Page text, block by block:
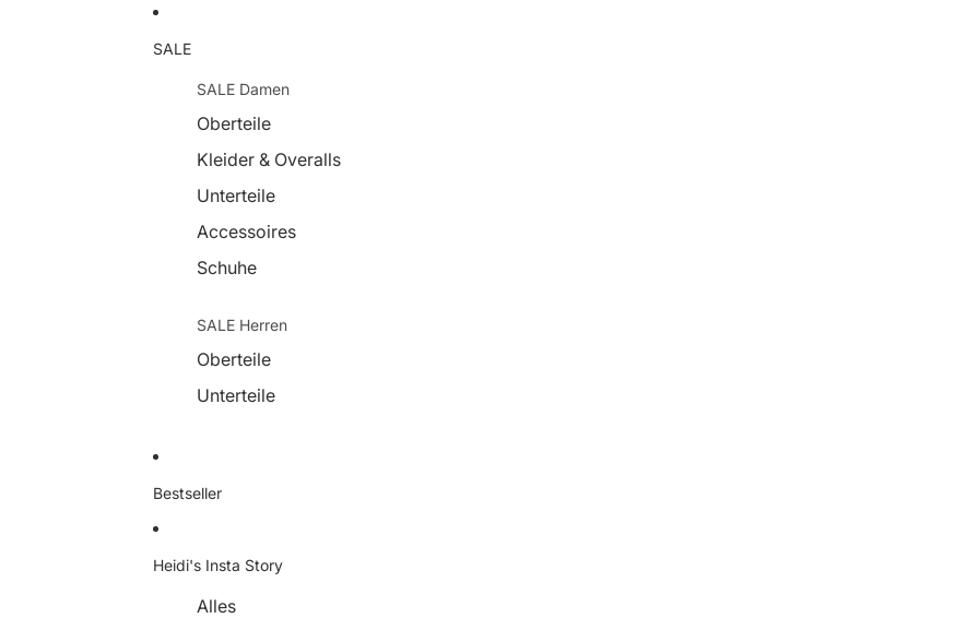
SALE
SALE Damen
Oberteile
Kleider & Overalls
Unterteile
Accessoires
Schuhe
SALE Herren
Oberteile
Unterteile
Bestseller
Heidi's Insta Story
Alles